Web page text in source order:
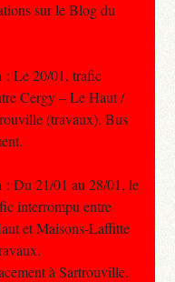
sur le Blog du
: Le 20/01, trafic
Cergy – Le Haut /
(travaux). Bus
: Du 21/01 au 28/01, le
interrompu entre
et Maisons-Laffitte
à Sartrouville.